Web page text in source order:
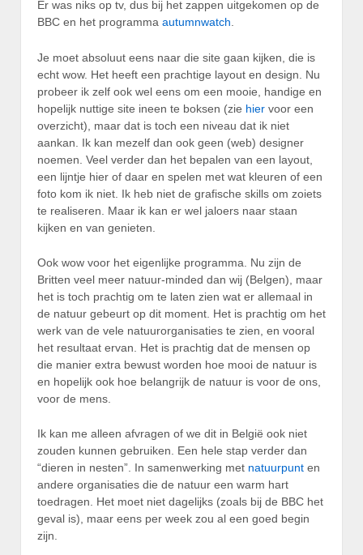
Er was niks op tv, dus bij het zappen uitgekomen op de
BBC en het programma autumnwatch
Je moet absoluut eens naar die site gaan kijken, die is
echt wow. Het heeft een prachtige layout en design. Nu
probeer ik zelf ook wel eens om een mooie, handige en
hopelijk nuttige site ineen te boksen (zie hier voor een
overzicht), maar dat is toch een niveau dat ik niet
aankan. Ik kan mezelf dan ook geen (web) designer
noemen. Veel verder dan het bepalen van een layout,
een lijntje hier of daar en spelen met wat kleuren of een
foto kom ik niet. Ik heb niet de grafische skills om zoiets
te realiseren. Maar ik kan er wel jaloers naar staan
kijken en van genieten.
Ook wow voor het eigenlijke programma. Nu zijn de
Britten veel meer natuur-minded dan wij (Belgen), maar
het is toch prachtig om te laten zien wat er allemaal in
de natuur gebeurt op dit moment. Het is prachtig om het
werk van de vele natuurorganisaties te zien, en vooral
het resultaat ervan. Het is prachtig dat de mensen op
die manier extra bewust worden hoe mooi de natuur is
en hopelijk ook hoe belangrijk de natuur is voor de ons,
voor de mens.
Ik kan me alleen afvragen of we dit in België ook niet
zouden kunnen gebruiken. Een hele stap verder dan
“dieren in nesten”. In samenwerking met natuurpunt en
andere organisaties die de natuur een warm hart
toedragen. Het moet niet dagelijks (zoals bij de BBC het
geval is), maar eens per week zou al een goed begin
zijn.